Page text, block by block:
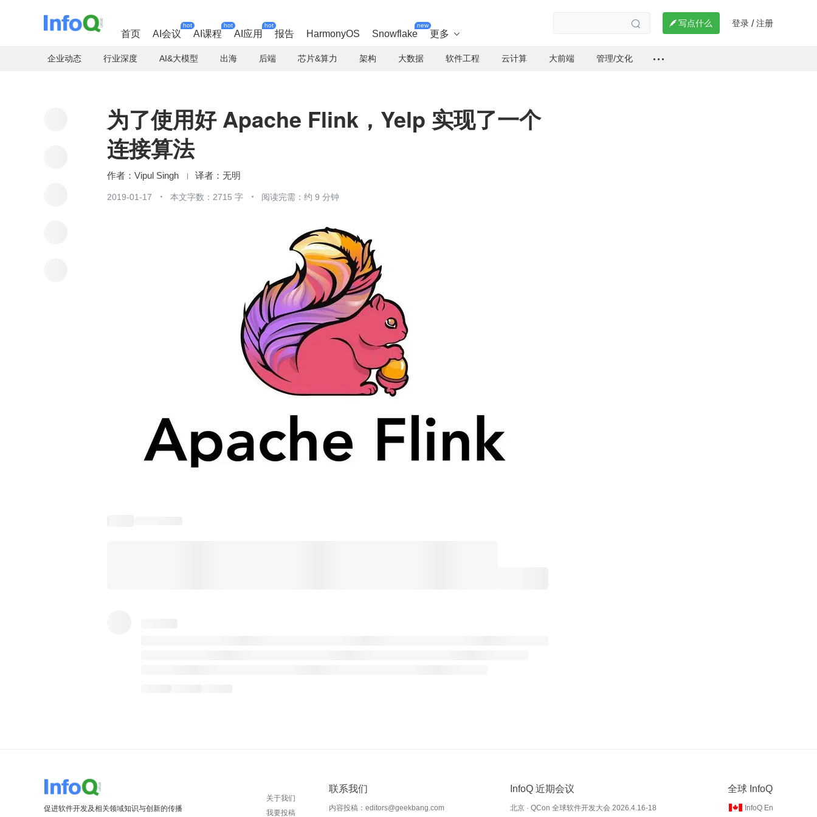
首页 AI会议
hot
AI课程
hot
AI应用
hot
报告 HarmonyOS Snowflake
new
更多 
  写点什么 登录 / 注册
企业动态 行业深度 AI&大模型 出海 后端 芯片&算力 架构 大数据 软件工程 云计算 大前端 管理/文化
为了使用好 Apache Flink，Yelp 实现了一个
连接算法
Vipul Singh 无明
2019-01-17 本文字数：2715 字 阅读完需：约 9 分钟
促进软件开发及相关领域知识与创新的传播
关于我们
我要投稿
联系我们
内容投稿：editors@geekbang.com
InfoQ 近期会议
北京 · QCon 全球软件开发大会 2026.4.16-18
全球 InfoQ
InfoQ En